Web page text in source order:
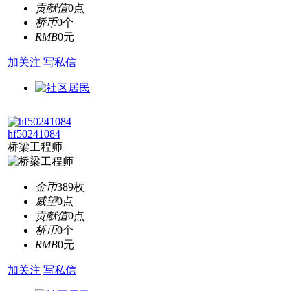
贡献值0点
桥币0个
RMB0元
加关注 写私信
hf50241084
桥梁工程师
金币389枚
威望0点
贡献值0点
桥币0个
RMB0元
加关注 写私信